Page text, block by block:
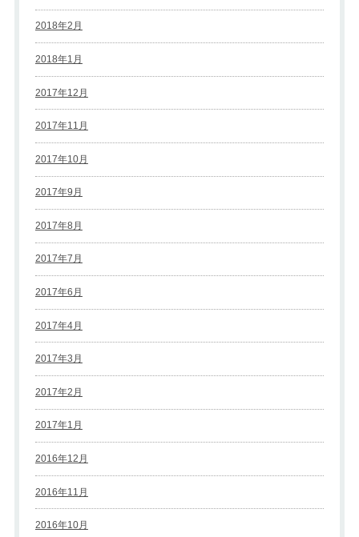
2018年2月
2018年1月
2017年12月
2017年11月
2017年10月
2017年9月
2017年8月
2017年7月
2017年6月
2017年4月
2017年3月
2017年2月
2017年1月
2016年12月
2016年11月
2016年10月